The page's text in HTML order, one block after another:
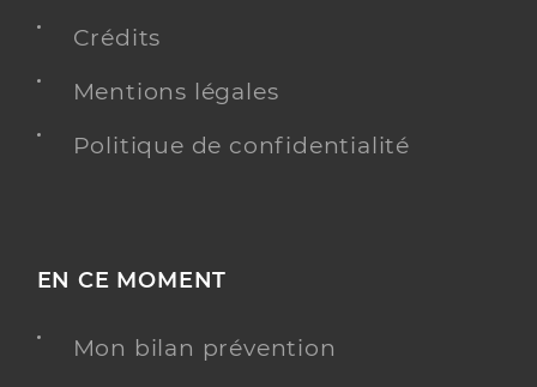
Crédits
Mentions légales
Politique de confidentialité
EN CE MOMENT
Mon bilan prévention